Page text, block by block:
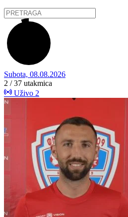
Subota, 08.08.2026
2 / 37 utakmica
Uživo 2